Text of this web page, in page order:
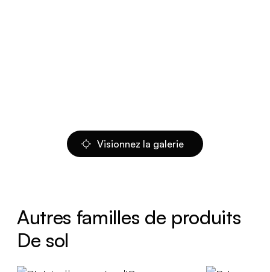
Visionnez la galerie
Autres familles de produits
De sol